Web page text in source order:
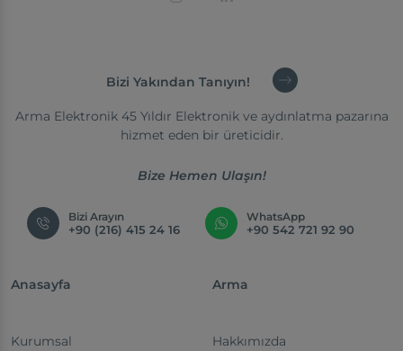
Bizi Yakından Tanıyın!
Arma Elektronik 45 Yıldır Elektronik ve aydınlatma pazarına
hizmet eden bir üreticidir.
Bize Hemen Ulaşın!
Bizi Arayın
+90 (216) 415 24 16
WhatsApp
+90 542 721 92 90
Anasayfa
Kurumsal
Arma
Hakkımızda